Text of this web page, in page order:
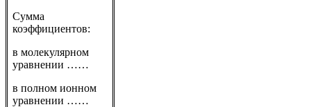
Сумма
коэффициентов:
в молекулярном
уравнении ……
в полном ионном
уравнении ……